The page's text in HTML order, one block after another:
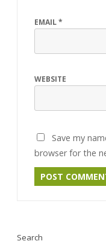
EMAIL*
WEBSITE
Save my
browser for the
Search